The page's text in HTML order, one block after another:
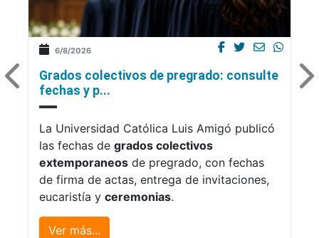
6/8/2026
Grados colectivos de pregrado: consulte
fechas y p...
La Universidad Católica Luis Amigó publicó
las fechas de grados colectivos
extemporaneos de pregrado, con fechas
de firma de actas, entrega de invitaciones,
eucaristía y ceremonias.
Ver más...